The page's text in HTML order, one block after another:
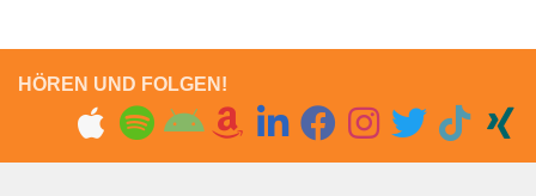
HÖREN UND FOLGEN!